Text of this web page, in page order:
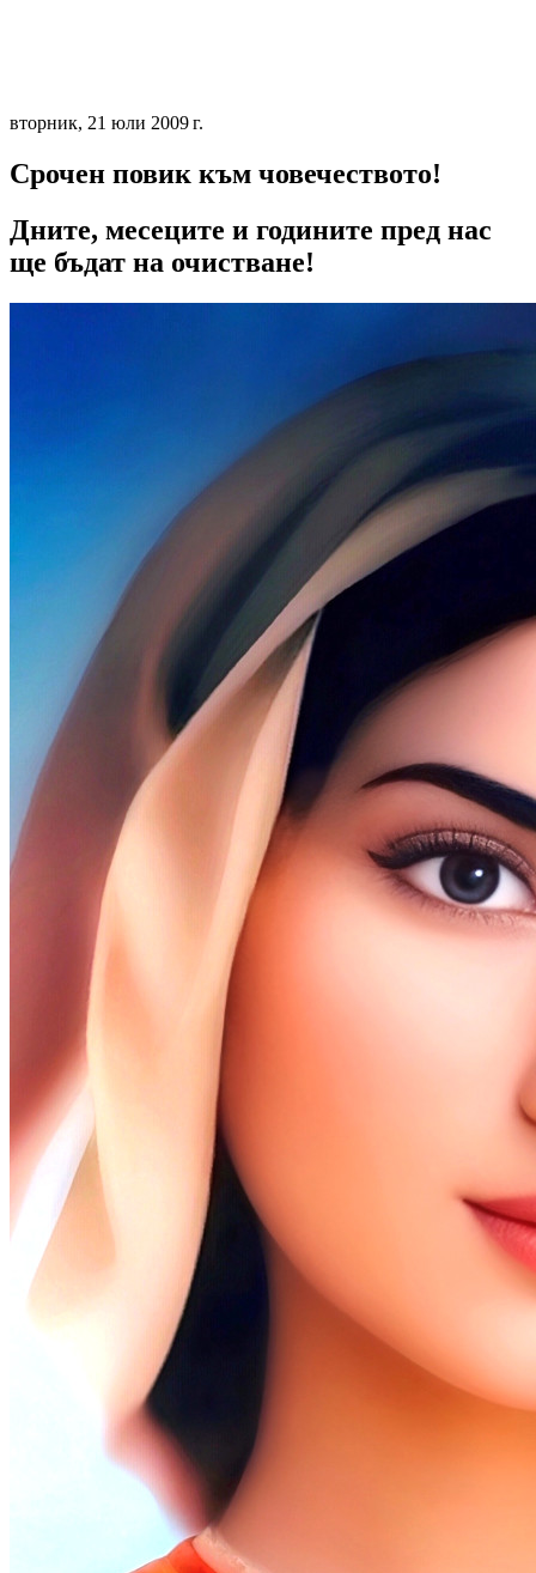
вторник, 21 юли 2009 г.
Срочен повик към човечеството!
Дните, месеците и годините пред нас
ще бъдат на очистване!